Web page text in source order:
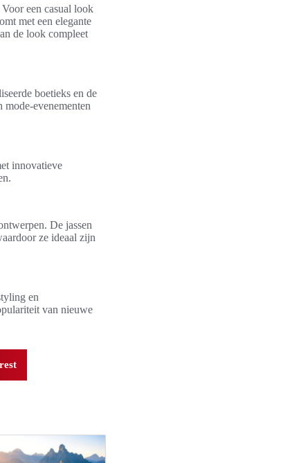
een casual look
met een elegante
de look compleet
boetieks en de
evenementen
innovatieve
De jassen
ze ideaal zijn
en
van nieuwe